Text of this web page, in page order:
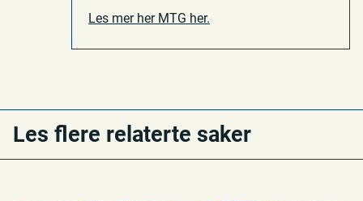
Les mer her MTG her.
Les flere relaterte saker